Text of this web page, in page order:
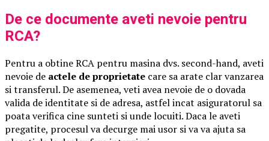
De ce documente aveti nevoie pentru
RCA?
Pentru a obtine RCA pentru masina dvs. second-hand, aveti
nevoie de actele de proprietate care sa arate clar vanzarea
si transferul. De asemenea, veti avea nevoie de o dovada
valida de identitate si de adresa, astfel incat asiguratorul sa
poata verifica cine sunteti si unde locuiti. Daca le aveti
pregatite, procesul va decurge mai usor si va va ajuta sa